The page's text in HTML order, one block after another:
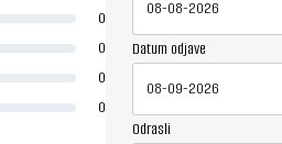
0
0
0
0
Datum odjave
Odrasli